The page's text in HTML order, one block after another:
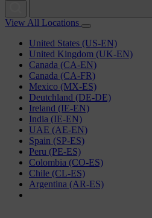
View All Locations
United States (US-EN)
United Kingdom (UK-EN)
Canada (CA-EN)
Canada (CA-FR)
Mexico (MX-ES)
Deutchland (DE-DE)
Ireland (IE-EN)
India (IE-EN)
UAE (AE-EN)
Spain (SP-ES)
Peru (PE-ES)
Colombia (CO-ES)
Chile (CL-ES)
Argentina (AR-ES)